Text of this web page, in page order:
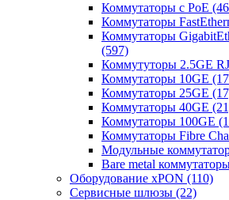
Коммутаторы с PoE
Коммутаторы
Коммутаторы
(597)
Коммутуторы 2.5GE
Коммутаторы 10GE
Коммутаторы 25GE
Коммутаторы 40GE
Коммутаторы 100GE
Коммутаторы Fibre
Модульные
Bare metal
Оборудование xPON (110)
Сервисные шлюзы (22)